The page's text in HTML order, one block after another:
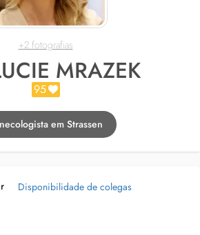
+2 fotografias
MRAZEK
95
em Strassen
Disponibilidade de colegas